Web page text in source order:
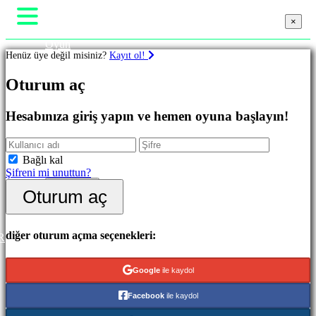
Favoriler
Yenilikler
Oynaması
Ücretsiz
Kategoriler
Strateji
Macera
MMO
RPG
Oyun
Oynanış
Haberler
Destek
Mağaza
Kayıt ol
×
Henüz üye değil misiniz? Kayıt ol!
Oturum aç
Hesabınıza giriş yapın ve hemen oyuna başlayın!
Bağlı kal
Şifreni mi unuttun?
Oturum aç
diğer oturum açma seçenekleri:
Googleile kaydol
Facebookile kaydol
×
×